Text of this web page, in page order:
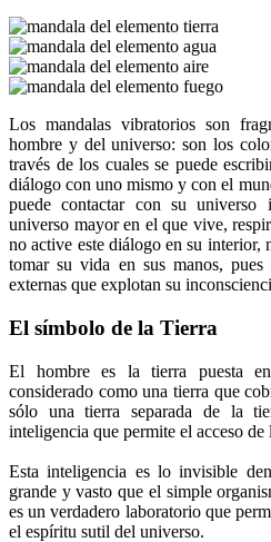
Los mandalas vibratorios son
hombre y del universo: son los
través de los cuales se puede
diálogo con uno mismo y con el
puede contactar con su
universo mayor en el que vive,
no active este diálogo en su interior,
tomar su vida en sus manos,
externas que explotan su
El símbolo de la Tierra
El hombre es la tierra puesta
considerado como una tierra que
sólo una tierra separada de la
inteligencia que permite el acceso
Esta inteligencia es lo invisible
grande y vasto que el simple
es un verdadero laboratorio que
el espíritu sutil del universo.